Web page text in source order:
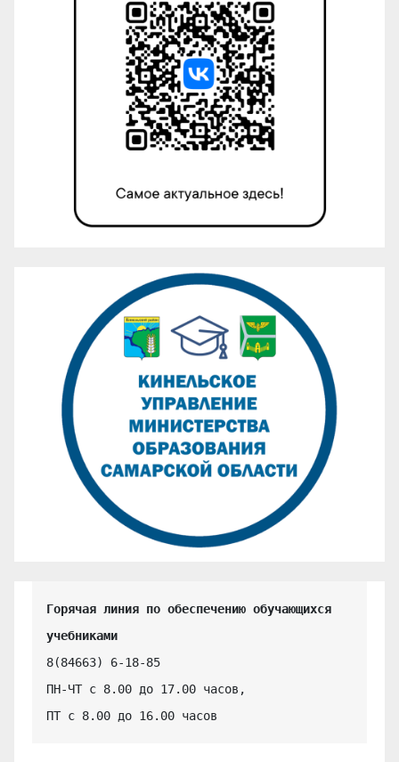
Горячая линия по обеспечению обучающихся
учебниками
8(84663) 6-18-85
ПН-ЧТ с 8.00 до 17.00 часов,
ПТ с 8.00 до 16.00 часов